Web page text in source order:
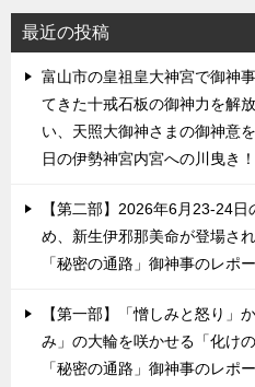
最近の投稿
富山市の皇祖皇大神宮で御神
てきた十戒石板の御神力を解
い、天照大御神さまの御神意
日の伊勢神宮内宮への川曳き！
【第二部】2026年6月23-24
め、新生伊邪那美命が登場さ
「秘密の通路」御神事のレポ
【第一部】「憎しみと怒り」
み」の大輪を咲かせる「化け
「秘密の通路」御神事のレポ